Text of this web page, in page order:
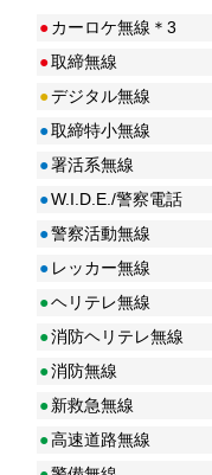
●カーロケ無線＊3
●取締無線
●デジタル無線
●取締特小無線
●署活系無線
●W.I.D.E./警察電話
●警察活動無線
● レッカー無線
●ヘリテレ無線
●消防ヘリテレ無線
●消防無線
●新救急無線
●高速道路無線